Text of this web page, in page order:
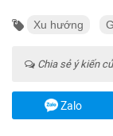
Xu hướng
Chia sẻ ý kiến
Zalo